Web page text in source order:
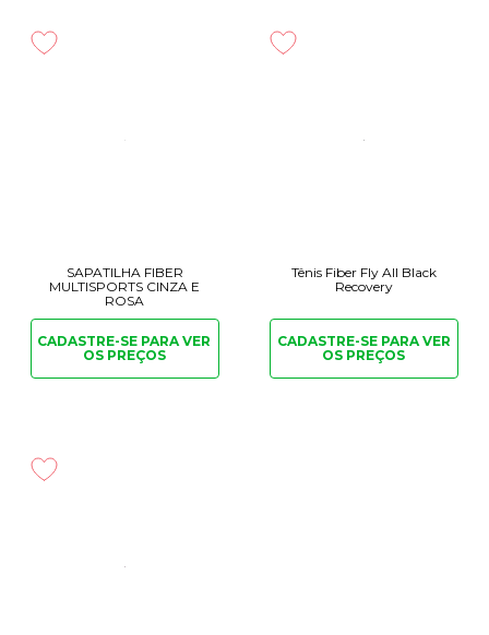
SAPATILHA FIBER
MULTISPORTS CINZA E
ROSA
CADASTRE-SE PARAVER
OS PREÇOS
Tênis Fiber Fly All Black
Recovery
CADASTRE-SE PARAVER
OS PREÇOS